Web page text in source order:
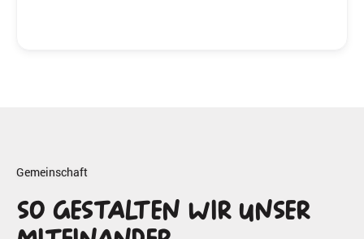
Gemeinschaft
So gestalten wir unser